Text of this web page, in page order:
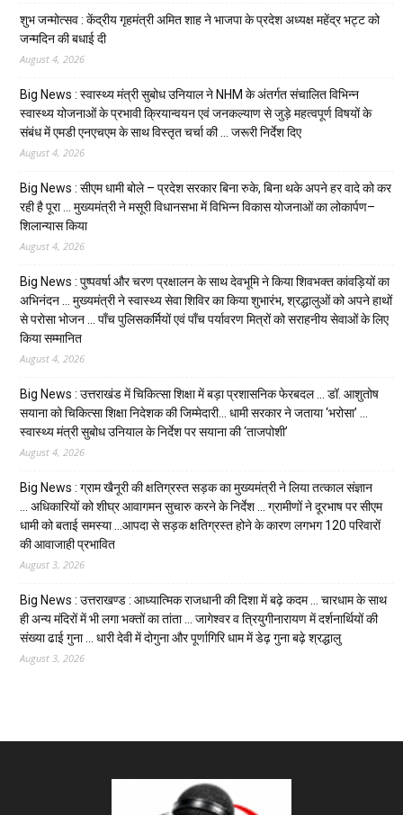
शुभ जन्मोत्सव : केंद्रीय गृहमंत्री अमित शाह ने भाजपा के प्रदेश अध्यक्ष महेंद्र भट्ट को
जन्मदिन की बधाई दी
August 4, 2026
Big News : स्वास्थ्य मंत्री सुबोध उनियाल ने NHM के अंतर्गत संचालित विभिन्न
स्वास्थ्य योजनाओं के प्रभावी क्रियान्वयन एवं जनकल्याण से जुड़े महत्वपूर्ण विषयों के
संबंध में एमडी एनएचएम के साथ विस्तृत चर्चा की … जरूरी निर्देश दिए
August 4, 2026
Big News : सीएम धामी बोले – प्रदेश सरकार बिना रुके, बिना थके अपने हर वादे को कर
रही है पूरा … मुख्यमंत्री ने मसूरी विधानसभा में विभिन्न विकास योजनाओं का लोकार्पण–
शिलान्यास किया
August 4, 2026
Big News : पुष्पवर्षा और चरण प्रक्षालन के साथ देवभूमि ने किया शिवभक्त कांवड़ियों का
अभिनंदन … मुख्यमंत्री ने स्वास्थ्य सेवा शिविर का किया शुभारंभ, श्रद्धालुओं को अपने हाथों
से परोसा भोजन … पाँच पुलिसकर्मियों एवं पाँच पर्यावरण मित्रों को सराहनीय सेवाओं के लिए
किया सम्मानित
August 4, 2026
Big News : उत्तराखंड में चिकित्सा शिक्षा में बड़ा प्रशासनिक फेरबदल … डॉ. आशुतोष
सयाना को चिकित्सा शिक्षा निदेशक की जिम्मेदारी… धामी सरकार ने जताया ‘भरोसा’ …
स्वास्थ्य मंत्री सुबोध उनियाल के निर्देश पर सयाना की ‘ताजपोशी’
August 4, 2026
Big News : ग्राम खैनूरी की क्षतिग्रस्त सड़क का मुख्यमंत्री ने लिया तत्काल संज्ञान
… अधिकारियों को शीघ्र आवागमन सुचारु करने के निर्देश … ग्रामीणों ने दूरभाष पर सीएम
धामी को बताई समस्या …आपदा से सड़क क्षतिग्रस्त होने के कारण लगभग 120 परिवारों
की आवाजाही प्रभावित
August 3, 2026
Big News : उत्तराखण्ड : आध्यात्मिक राजधानी की दिशा में बढ़े कदम … चारधाम के साथ
ही अन्य मंदिरों में भी लगा भक्तों का तांता … जागेश्वर व त्रियुगीनारायण में दर्शनार्थियों की
संख्या ढाई गुना … धारी देवी में दोगुना और पूर्णागिरि धाम में डेढ़ गुना बढ़े श्रद्धालु
August 3, 2026